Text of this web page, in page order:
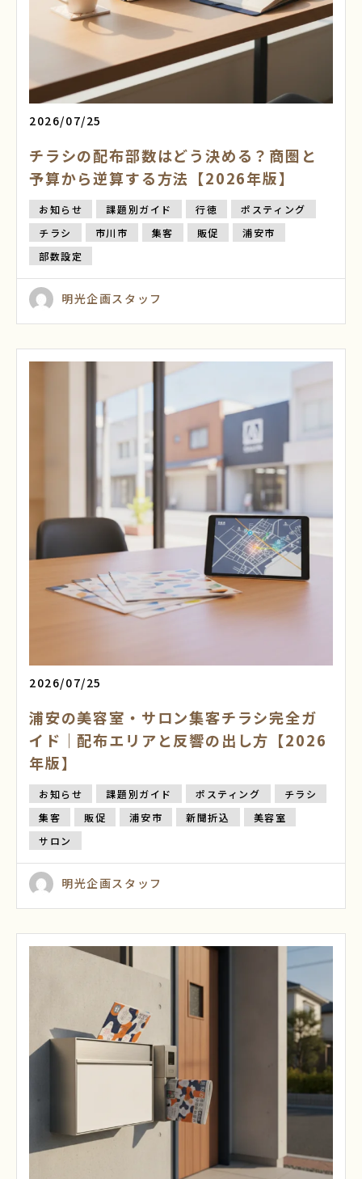
2026/07/25
チラシの配布部数はどう決める？商圏と
予算から逆算する方法【2026年版】
お知らせ 課題別ガイド 行徳
ポスティング
チラシ
市川市 集客 販促
浦安市
部数設定
明光企画スタッフ
2026/07/25
浦安の美容室・サロン集客チラシ完全ガ
イド｜配布エリアと反響の出し方【2026
年版】
お知らせ 課題別ガイド ポスティング
チラシ
集客
販促 浦安市 新聞折込
美容室
サロン
明光企画スタッフ